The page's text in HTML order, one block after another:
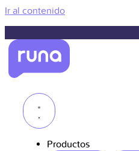
Ir al contenido
Productos